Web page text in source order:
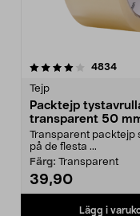
4834
Tejp
Packtejp
transparent 50
Transparent packtejp
på de flesta ...
Färg: Transparent
39,90
Lägg i
4.5 av 5 stjärnor